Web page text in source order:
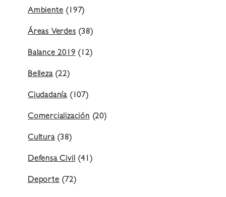
Ambiente(197)
Áreas Verdes(38)
Balance 2019(12)
Belleza(22)
Ciudadanía (107)
Comercialización(20)
Cultura(38)
Defensa Civil(41)
Deporte(72)